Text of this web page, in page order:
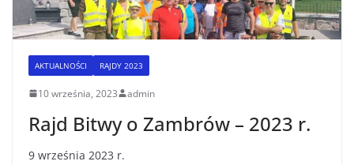
AKTUALNOŚCI RAJDY 2023
10 września, 2023 admin
Rajd Bitwy o Zambrów – 2023 r.
9 września 2023 r.